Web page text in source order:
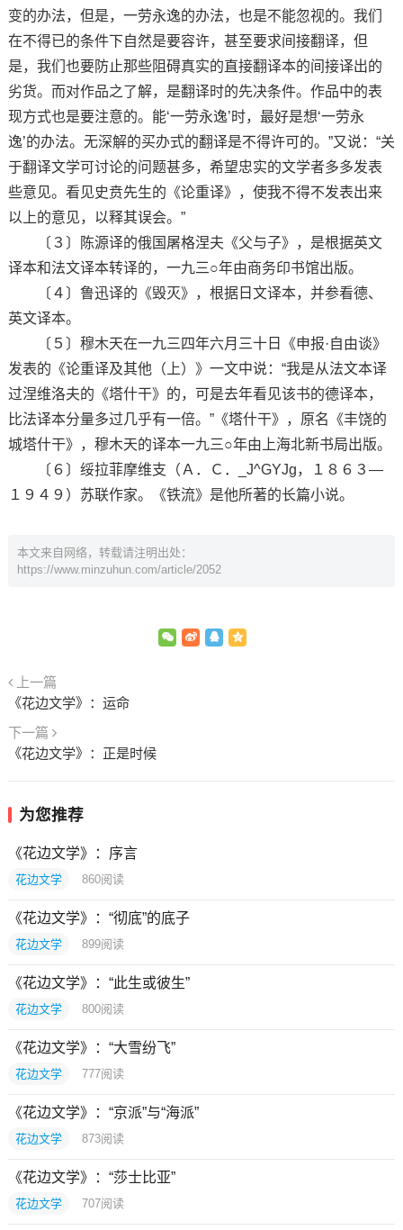
变的办法，但是，一劳永逸的办法，也是不能忽视的。我们
在不得已的条件下自然是要容许，甚至要求间接翻译，但
是，我们也要防止那些阻碍真实的直接翻译本的间接译出的
劣货。而对作品之了解，是翻译时的先决条件。作品中的表
现方式也是要注意的。能‘一劳永逸’时，最好是想‘一劳永
逸’的办法。无深解的买办式的翻译是不得许可的。”又说：“关
于翻译文学可讨论的问题甚多，希望忠实的文学者多多发表
些意见。看见史贲先生的《论重译》，使我不得不发表出来
以上的意见，以释其误会。”
〔３〕陈源译的俄国屠格涅夫《父与子》，是根据英文
译本和法文译本转译的，一九三○年由商务印书馆出版。
〔４〕鲁迅译的《毁灭》，根据日文译本，并参看德、
英文译本。
〔５〕穆木天在一九三四年六月三十日《申报·自由谈》
发表的《论重译及其他（上）》一文中说：“我是从法文本译
过涅维洛夫的《塔什干》的，可是去年看见该书的德译本，
比法译本分量多过几乎有一倍。”《塔什干》，原名《丰饶的
城塔什干》，穆木天的译本一九三○年由上海北新书局出版。
〔６〕绥拉菲摩维支（Ａ．Ｃ．_J^GYJg，１８６３—
１９４９）苏联作家。《铁流》是他所著的长篇小说。
本文来自网络，转载请注明出处：
https://www.minzuhun.com/article/2052
上一篇
《花边文学》：运命
下一篇
《花边文学》：正是时候
为您推荐
《花边文学》：序言
花边文学 860阅读
《花边文学》：“彻底”的底子
花边文学 899阅读
《花边文学》：“此生或彼生”
花边文学 800阅读
《花边文学》：“大雪纷飞”
花边文学 777阅读
《花边文学》：“京派”与“海派”
花边文学 873阅读
《花边文学》：“莎士比亚”
花边文学 707阅读